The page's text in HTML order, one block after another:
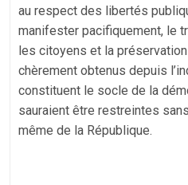
au respect des libertés
manifester pacifiquement, le
les citoyens et la
chèrement obtenus depuis
constituent le socle de la
sauraient être restreintes
même de la République.